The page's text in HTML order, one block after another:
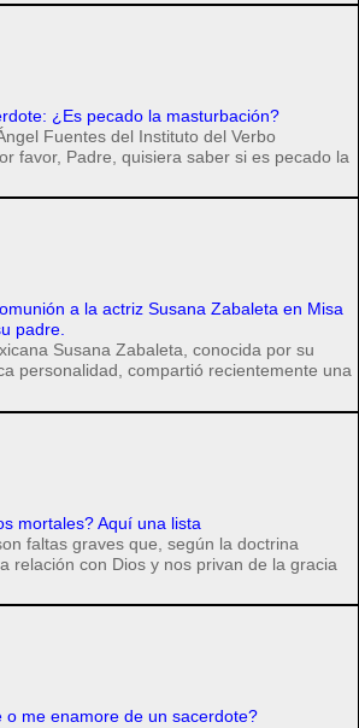
¿Es pecado la masturbación?
Fuentes del Instituto del Verbo
favor, Padre, quisiera saber si es pecado la
a la actriz Susana Zabaleta en Misa
padre.
Susana Zabaleta, conocida por su
personalidad, compartió recientemente una
mortales? Aquí una lista
faltas graves que, según la doctrina
relación con Dios y nos privan de la gracia
o me enamore de un sacerdote?